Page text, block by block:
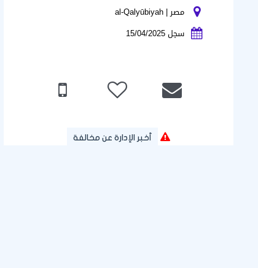
مصر | al-Qalyūbiyah
سجل 15/04/2025
أخبر الإدارة عن مخالفة